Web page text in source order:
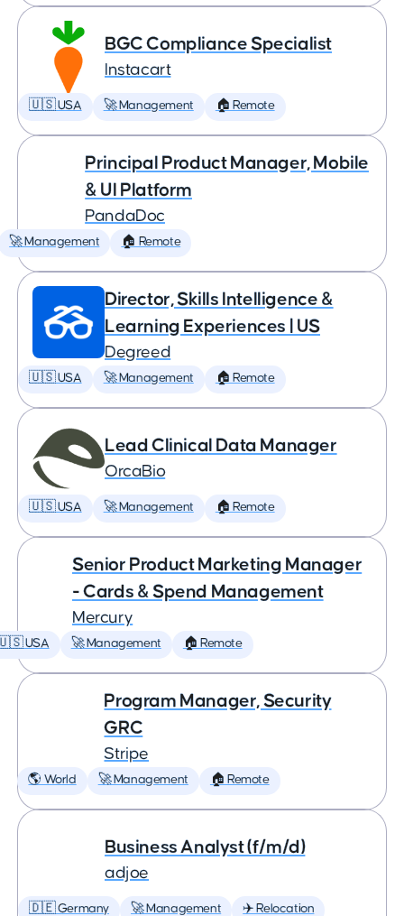
BGC Compliance Specialist
Instacart
🇺🇸 USA 🚀 Management 🏠 Remote
Principal Product Manager, Mobile
& UI Platform
PandaDoc
🚀 Management 🏠 Remote
Director, Skills Intelligence &
Learning Experiences | US
Degreed
🇺🇸 USA 🚀 Management 🏠 Remote
Lead Clinical Data Manager
OrcaBio
🇺🇸 USA 🚀 Management 🏠 Remote
Senior Product Marketing Manager
- Cards & Spend Management
Mercury
USA 🚀 Management 🏠 Remote
Program Manager, Security
GRC
Stripe
🌎 World 🚀 Management 🏠 Remote
Business Analyst (f/m/d)
adjoe
🇩🇪 Germany 🚀 Management ✈️ Relocation